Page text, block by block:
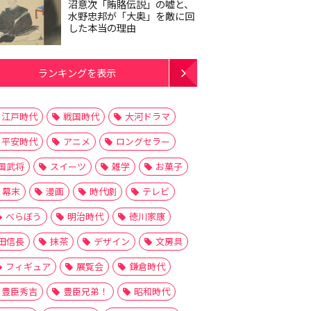
沼意次「賄賂伝説」の嘘と、
水野忠邦が「大奥」を敵に回
した本当の理由
ランキングを表示
江戸時代 戦国時代
大河ドラマ
平安時代
アニメ
ロングセラー
武将
スイーツ 雑学
お菓子
幕末
漫画 時代劇
テレビ
べらぼう
明治時代
徳川家康
信長
抹茶 デザイン
文房具
フィギュア
展覧会
鎌倉時代
豊臣秀吉
豊臣兄弟！
昭和時代